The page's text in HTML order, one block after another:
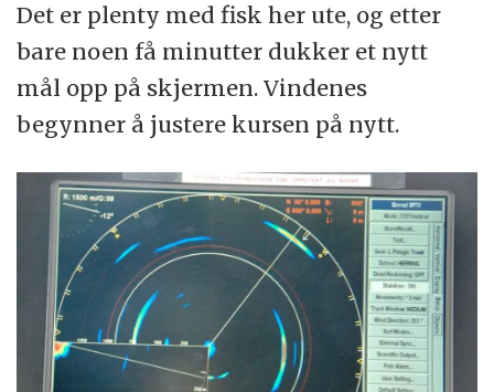
Det er plenty med fisk her ute, og etter
bare noen få minutter dukker et nytt
mål opp på skjermen. Vindenes
begynner å justere kursen på nytt.